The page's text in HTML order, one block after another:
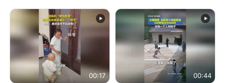
快乐长这样
奏感拉满 网友：怎么做
到又舞又武的？
00:17 00:44